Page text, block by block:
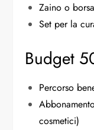
Zaino o
Set per la
Budget
Percorso
cosmetici)